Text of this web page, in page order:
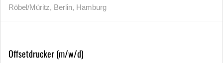
Röbel/Müritz, Berlin, Hamburg
Offsetdrucker (m/w/d)